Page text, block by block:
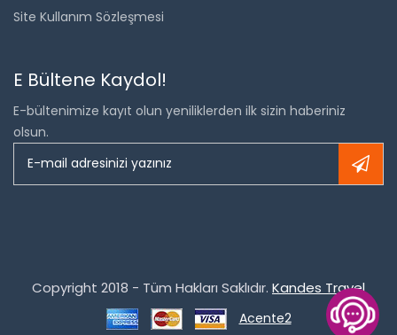
Site Kullanım Sözleşmesi
E Bültene Kaydol!
E-bültenimize kayıt olun yeniliklerden ilk sizin haberiniz
olsun.
Copyright 2018 - Tüm Hakları Saklıdır. Kandes Travel
Acente2